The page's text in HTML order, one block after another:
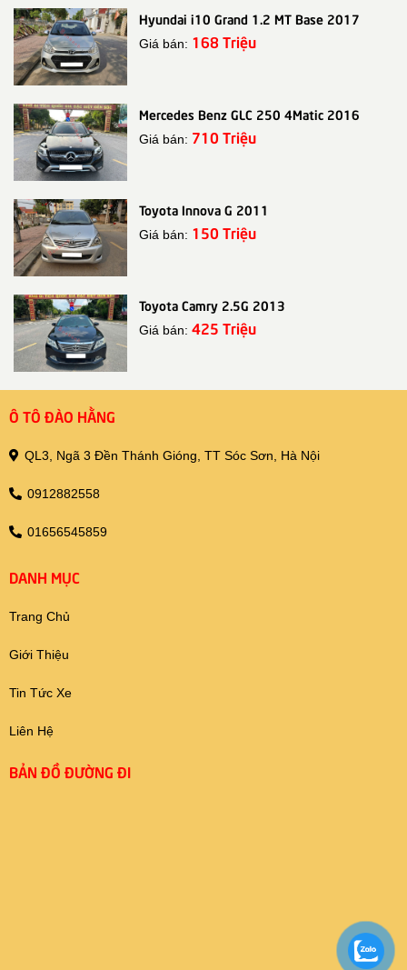
Hyundai i10 Grand 1.2 MT Base 2017
Giá bán: 168 Triệu
Mercedes Benz GLC 250 4Matic 2016
Giá bán: 710 Triệu
Toyota Innova G 2011
Giá bán: 150 Triệu
Toyota Camry 2.5G 2013
Giá bán: 425 Triệu
Ô TÔ ĐÀO HẰNG
QL3, Ngã 3 Đền Thánh Gióng, TT Sóc Sơn, Hà Nội
0912882558
01656545859
DANH MỤC
Trang Chủ
Giới Thiệu
Tin Tức Xe
Liên Hệ
BẢN ĐỒ ĐƯỜNG ĐI